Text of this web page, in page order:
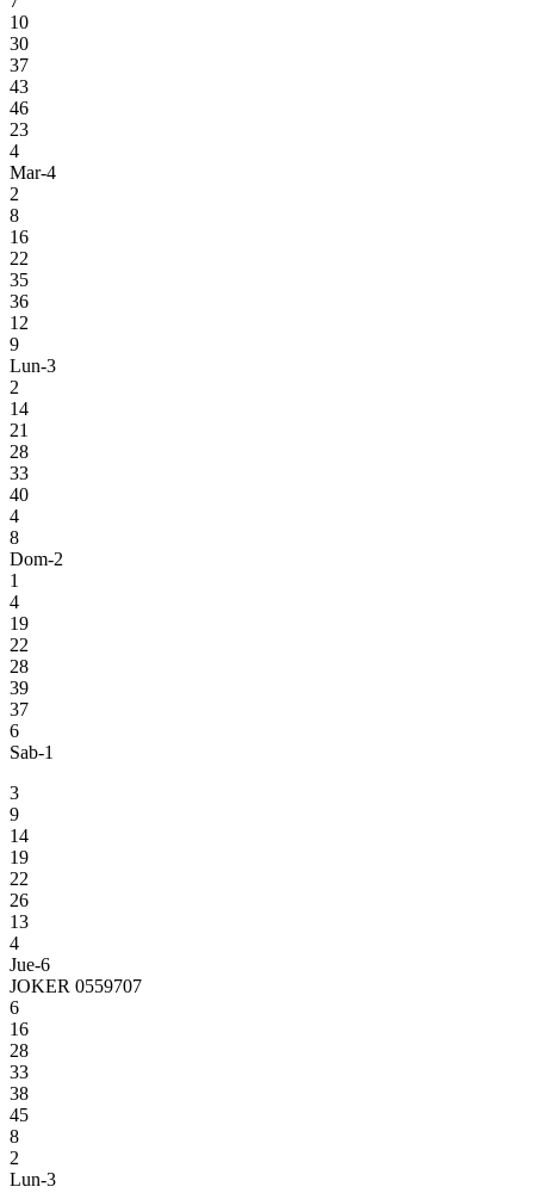
10
30
37
43
46
23
4
Mar-4
2
8
16
22
35
36
12
9
Lun-3
2
14
21
28
33
40
4
8
Dom-2
1
4
19
22
28
39
37
6
Sab-1
3
9
14
19
22
26
13
4
Jue-6
JOKER 0559707
6
16
28
33
38
45
8
2
Lun-3